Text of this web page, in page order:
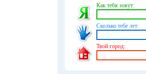
Как тебя зовут:
Сколько тебе лет:
Твой город: